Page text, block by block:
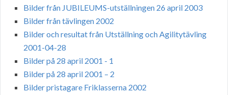
Bilder från JUBILEUMS-utställningen 26 april 2003
Bilder från tävlingen 2002
Bilder och resultat från Utställning och Agilitytävling
2001-04-28
Bilder på 28 april 2001 - 1
Bilder på 28 april 2001 – 2
Bilder pristagare Friklasserna 2002